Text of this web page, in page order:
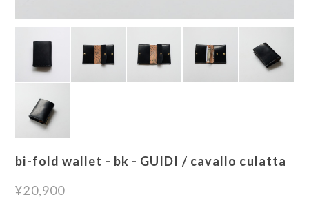
bi-fold wallet - bk - GUIDI / cavallo culatta
¥20,900